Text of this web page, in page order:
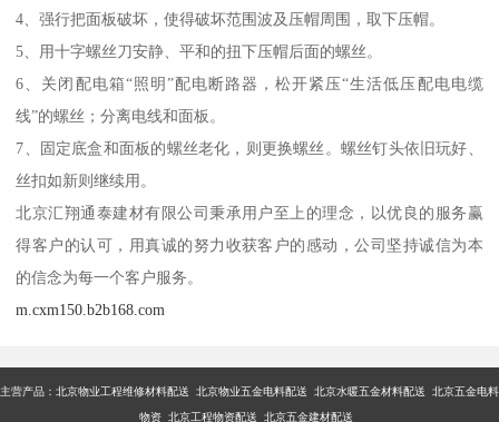
4、强行把面板破坏，使得破坏范围波及压帽周围，取下压帽。
5、用十字螺丝刀安静、平和的扭下压帽后面的螺丝。
6、关闭配电箱“照明”配电断路器，松开紧压“生活低压配电电缆
线”的螺丝；分离电线和面板。
7、固定底盒和面板的螺丝老化，则更换螺丝。螺丝钉头依旧玩好、
丝扣如新则继续用。
北京汇翔通泰建材有限公司秉承用户至上的理念，以优良的服务赢
得客户的认可，用真诚的努力收获客户的感动，公司坚持诚信为本
的信念为每一个客户服务。
m.cxm150.b2b168.com
主营产品： 北京物业工程维修材料配送 北京物业五金电料配送 北京水暖五金材料配送 北京五金电料
物资 北京工程物资配送 北京五金建材配送